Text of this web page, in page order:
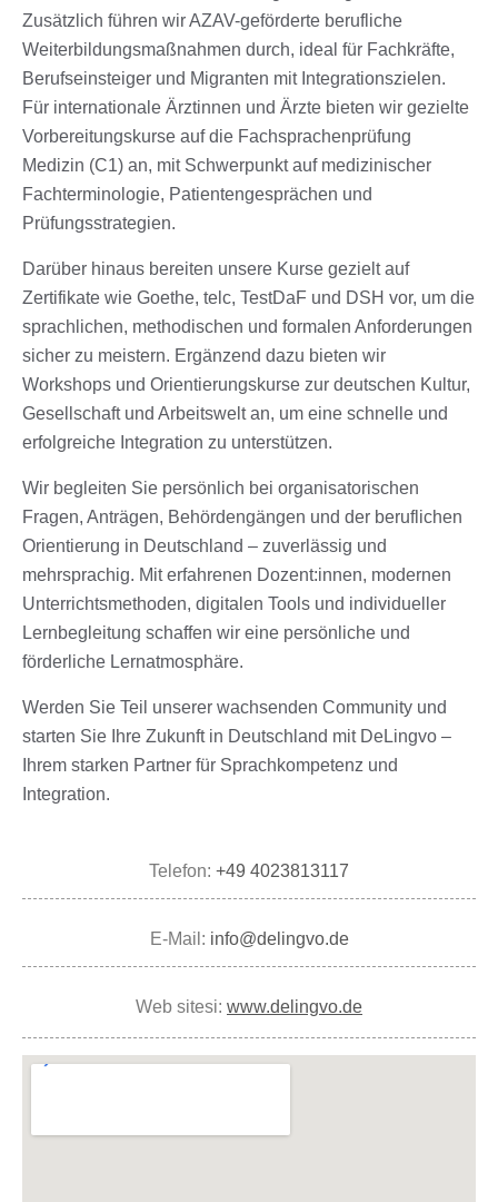
Zusätzlich führen wir AZAV-geförderte berufliche
Weiterbildungsmaßnahmen durch, ideal für Fachkräfte,
Berufseinsteiger und Migranten mit Integrationszielen.
Für internationale Ärztinnen und Ärzte bieten wir gezielte
Vorbereitungskurse auf die Fachsprachenprüfung
Medizin (C1) an, mit Schwerpunkt auf medizinischer
Fachterminologie, Patientengesprächen und
Prüfungsstrategien.
Darüber hinaus bereiten unsere Kurse gezielt auf
Zertifikate wie Goethe, telc, TestDaF und DSH vor, um die
sprachlichen, methodischen und formalen Anforderungen
sicher zu meistern. Ergänzend dazu bieten wir
Workshops und Orientierungskurse zur deutschen Kultur,
Gesellschaft und Arbeitswelt an, um eine schnelle und
erfolgreiche Integration zu unterstützen.
Wir begleiten Sie persönlich bei organisatorischen
Fragen, Anträgen, Behördengängen und der beruflichen
Orientierung in Deutschland – zuverlässig und
mehrsprachig. Mit erfahrenen Dozent:innen, modernen
Unterrichtsmethoden, digitalen Tools und individueller
Lernbegleitung schaffen wir eine persönliche und
förderliche Lernatmosphäre.
Werden Sie Teil unserer wachsenden Community und
starten Sie Ihre Zukunft in Deutschland mit DeLingvo –
Ihrem starken Partner für Sprachkompetenz und
Integration.
Telefon: +49 4023813117
E-Mail: info@delingvo.de
Web sitesi: www.delingvo.de